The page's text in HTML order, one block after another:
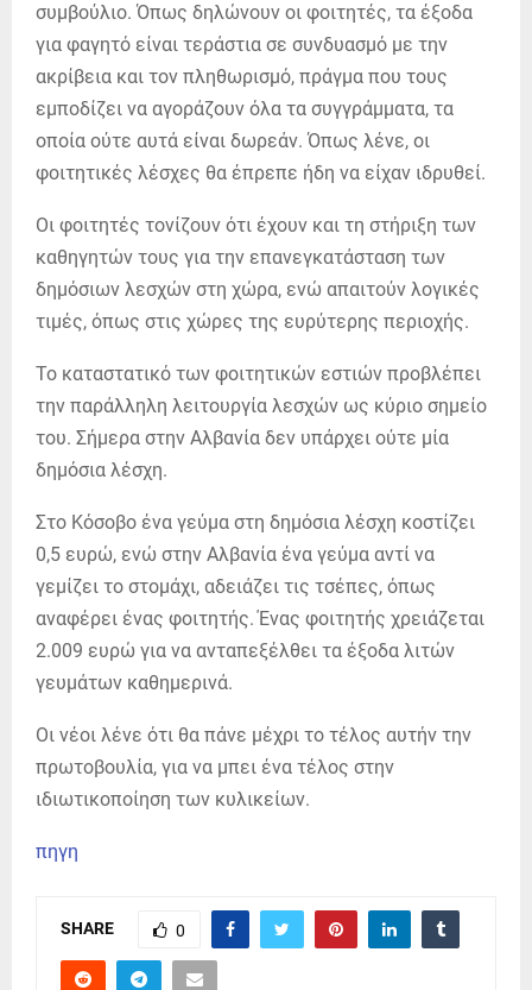
συμβούλιο. Όπως δηλώνουν οι φοιτητές, τα έξοδα
για φαγητό είναι τεράστια σε συνδυασμό με την
ακρίβεια και τον πληθωρισμό, πράγμα που τους
εμποδίζει να αγοράζουν όλα τα συγγράμματα, τα
οποία ούτε αυτά είναι δωρεάν. Όπως λένε, οι
φοιτητικές λέσχες θα έπρεπε ήδη να είχαν ιδρυθεί.
Οι φοιτητές τονίζουν ότι έχουν και τη στήριξη των
καθηγητών τους για την επανεγκατάσταση των
δημόσιων λεσχών στη χώρα, ενώ απαιτούν λογικές
τιμές, όπως στις χώρες της ευρύτερης περιοχής.
Το καταστατικό των φοιτητικών εστιών προβλέπει
την παράλληλη λειτουργία λεσχών ως κύριο σημείο
του. Σήμερα στην Αλβανία δεν υπάρχει ούτε μία
δημόσια λέσχη.
Στο Κόσοβο ένα γεύμα στη δημόσια λέσχη κοστίζει
0,5 ευρώ, ενώ στην Αλβανία ένα γεύμα αντί να
γεμίζει το στομάχι, αδειάζει τις τσέπες, όπως
αναφέρει ένας φοιτητής. Ένας φοιτητής χρειάζεται
2.009 ευρώ για να ανταπεξέλθει τα έξοδα λιτών
γευμάτων καθημερινά.
Οι νέοι λένε ότι θα πάνε μέχρι το τέλος αυτήν την
πρωτοβουλία, για να μπει ένα τέλος στην
ιδιωτικοποίηση των κυλικείων.
πηγη
SHARE 0